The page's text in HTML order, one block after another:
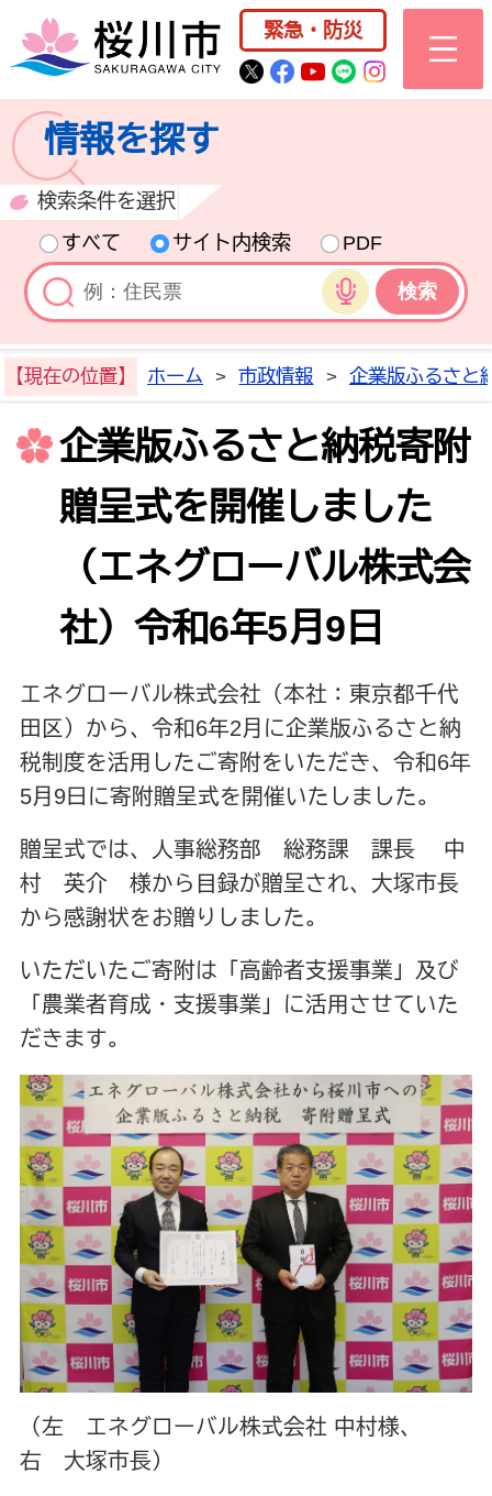
桜川市公式ホー
緊急・防災
桜川市公式Twitter
桜川市公式
桜川市公式
桜川市公式
情報を探す
検索条件を選択
すべて
サイト内検索
PDF
音声検索
【現在の位置】 ホーム > 市政情報 > 企業版ふるさと
企業版ふるさと納税寄附
贈呈式を開催しました
（エネグローバル株式会
社）令和6年5月9日
エネグローバル株式会社（本社：東京都千代
田区）から、令和6年2月に企業版ふるさと納
税制度を活用したご寄附をいただき、令和6年
5月9日に寄附贈呈式を開催いたしました。
贈呈式では、人事総務部 総務課 課長 中
村 英介 様から目録が贈呈され、大塚市長
から感謝状をお贈りしました。
いただいたご寄附は「高齢者支援事業」及び
「農業者育成・支援事業」に活用させていた
だきます。
（左 エネグローバル株式会社 中村様、
右 大塚市長）